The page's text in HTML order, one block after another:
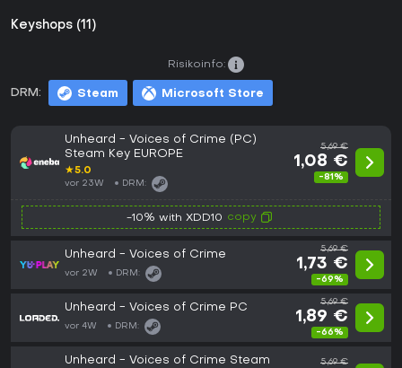
Keyshops (11)
DRM: Steam Microsoft Store
Risikoinfo:
Unheard - Voices of Crime (PC)
Steam Key EUROPE
★5.0
vor 23W DRM:
5,69 €
1,08 €
-81%
-10% with XDD10 copy
Unheard - Voices of Crime
vor 2W DRM:
5,69 €
1,73 €
-69%
Unheard - Voices of Crime PC
vor 4W DRM:
5,69 €
1,89 €
-66%
Unheard - Voices of Crime Steam
5,69 €